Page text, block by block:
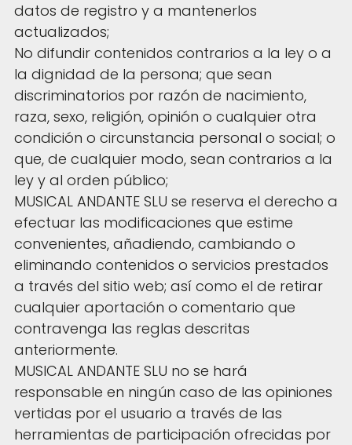
datos de registro y a mantenerlos
actualizados;
No difundir contenidos contrarios a la ley o a
la dignidad de la persona; que sean
discriminatorios por razón de nacimiento,
raza, sexo, religión, opinión o cualquier otra
condición o circunstancia personal o social; o
que, de cualquier modo, sean contrarios a la
ley y al orden público;
MUSICAL ANDANTE SLU se reserva el derecho a
efectuar las modificaciones que estime
convenientes, añadiendo, cambiando o
eliminando contenidos o servicios prestados
a través del sitio web; así como el de retirar
cualquier aportación o comentario que
contravenga las reglas descritas
anteriormente.
MUSICAL ANDANTE SLU no se hará
responsable en ningún caso de las opiniones
vertidas por el usuario a través de las
herramientas de participación ofrecidas por